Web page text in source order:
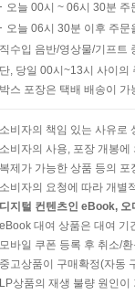
오늘 00시 ~ 06시 30분
오늘 06시 30분 이후 주
직수입 음반/영상물/기프트
단, 당일 00시~13시 사이의
박스 포장은 택배 배송이
소비자의 책임 있는 사유로
소비자의 사용, 포장 개봉
복제가 가능한 상품 등의
소비자의 요청에 따라 개별
디지털 컨텐츠인 eBook,
eBook 대여 상품은 대여 기
모바일 쿠폰 등록 후 취소/
중고상품이 구매확정(자동
LP상품의 재생 불량 원인